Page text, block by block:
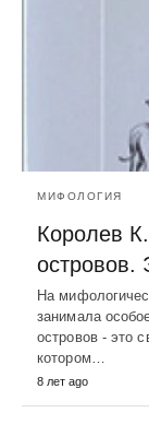
МИФОЛОГИЯ
Королев
островов.
На
занимала
островов - это
котором…
8 лет ago